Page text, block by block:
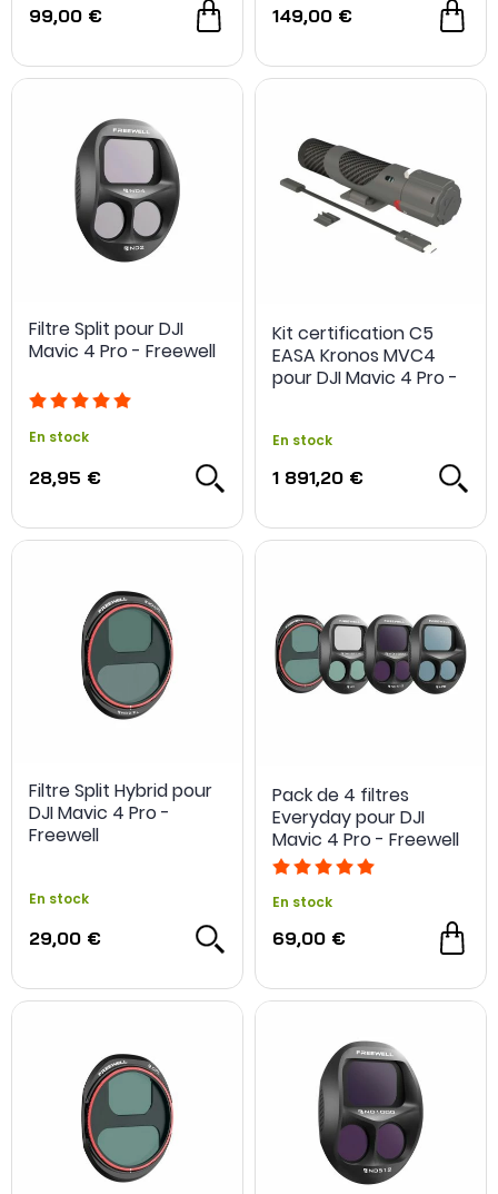
99,00 € 149,00 €
Filtre Split pour DJI
Mavic 4 Pro - Freewell
En stock
28,95 €
Kit certification C5
EASA Kronos MVC4
pour DJI Mavic 4 Pro -
En stock
1 891,20 €
Filtre Split Hybrid pour
DJI Mavic 4 Pro -
Freewell
En stock
29,00 €
Pack de 4 filtres
Everyday pour DJI
Mavic 4 Pro - Freewell
En stock
69,00 €